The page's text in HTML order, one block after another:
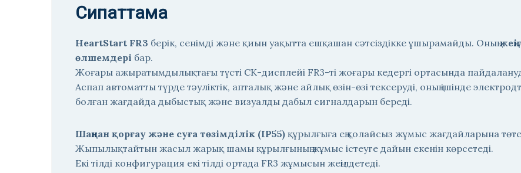
Сипаттама
HeartStart FR3 берік, сенімді және қиын уақытта ешқашан сәтсіздікке ұшырамайды. Оның
өлшемдері бар.
Жоғары ажыратымдылықтағы түсті СК-дисплейі FR3-ті жоғары кедергі ортасында
Аспап автоматты түрде тәуліктік, апталық және айлық өзін-өзі тексеруді, оның ішінде
болған жағдайда дыбыстық және визуалды дабыл сигналдарын береді.
Шаңнан қорғау және суға төзімділік (IP55) құрылғыға ең қолайсыз жұмыс жағдайларына
Жыпылықтайтын жасыл жарық шамы құрылғының жұмыс істеуге дайын екенін көрсетеді.
Екі тілді конфигурация екі тілді ортада FR3 жұмысын жеңілдетеді.